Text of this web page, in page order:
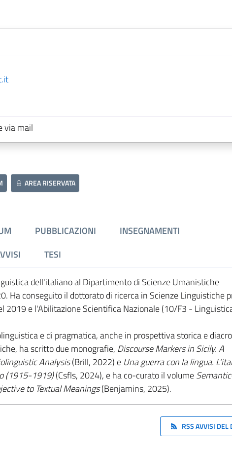
via mail
AREA RISERVATA
PUBBLICAZIONI
INSEGNAMENTI
TESI
dell'italiano al Dipartimento di Scienze Umanistiche
Ha conseguito il dottorato di ricerca in Scienze Linguistiche
2019 e l'Abilitazione Scientifica Nazionale (10/F3 -
e di pragmatica, anche in prospettiva storica e
ha scritto due monografie, Discourse Markers in Sicily. A
Analysis(Brill, 2022) eUna guerra con la lingua.
(1915-1919)(Csfls, 2024), e ha co-curato il volume
to Textual Meanings(Benjamins, 2025).
RSS AVVISI DEL